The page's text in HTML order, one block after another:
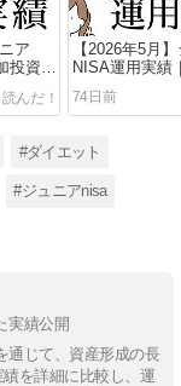
ア
投資な
歳医
【2026年5月
NISA運用実績
しで放置した
療職が公開
74日前
#ダイエット
#ジュニアnisa
実績公開
通じて、資産形成の長
を詳細に比較し、運